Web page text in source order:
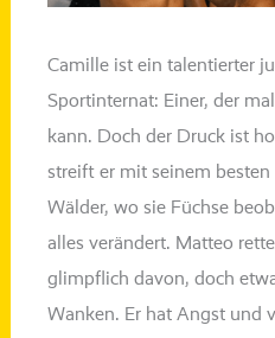
Camille ist ein talen­tier­ter
Sportinternat: Einer, der
kann. Doch der Druck ist
streift er mit sei­nem
Wälder, wo sie Füchse
alles ver­än­dert. Matteo
glimpf­lich davon, doch
Wanken. Er hat Angst und